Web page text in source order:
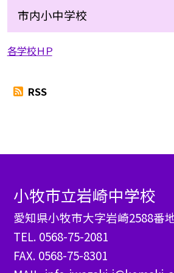
市内小中学校
各学校ＨＰ
RSS
小牧市立岩崎中学校
愛知県小牧市大字岩崎2588番
TEL. 0568-75-2081
FAX. 0568-75-8301